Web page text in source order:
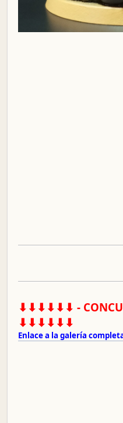
⬇⬇⬇⬇⬇⬇ -
⬇⬇⬇⬇⬇⬇
Enlace a la galería